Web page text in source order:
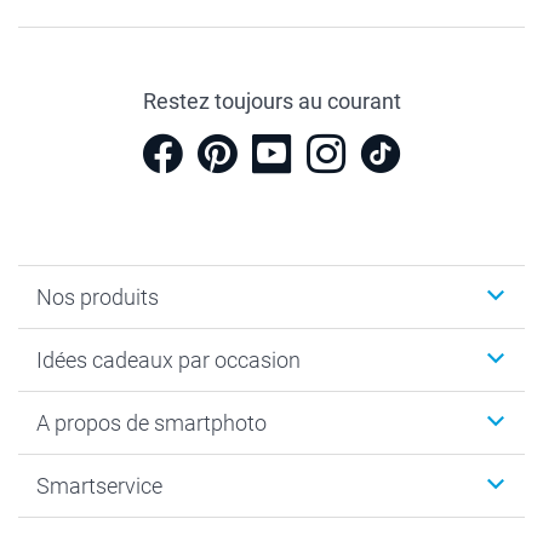
Restez toujours au courant
Nos produits
Calendrier photo & Agenda photo
Tirage photo & agrandissement
Faire-part & Cartes
Idées cadeaux par occasion
Anniversaire
Naissance & baptême
A propos de smartphoto
Plan du site
Smartservice